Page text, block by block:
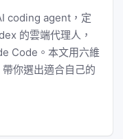
coding agent，定
的雲端代理人，
Code。本文用六維
你選出適合自己的